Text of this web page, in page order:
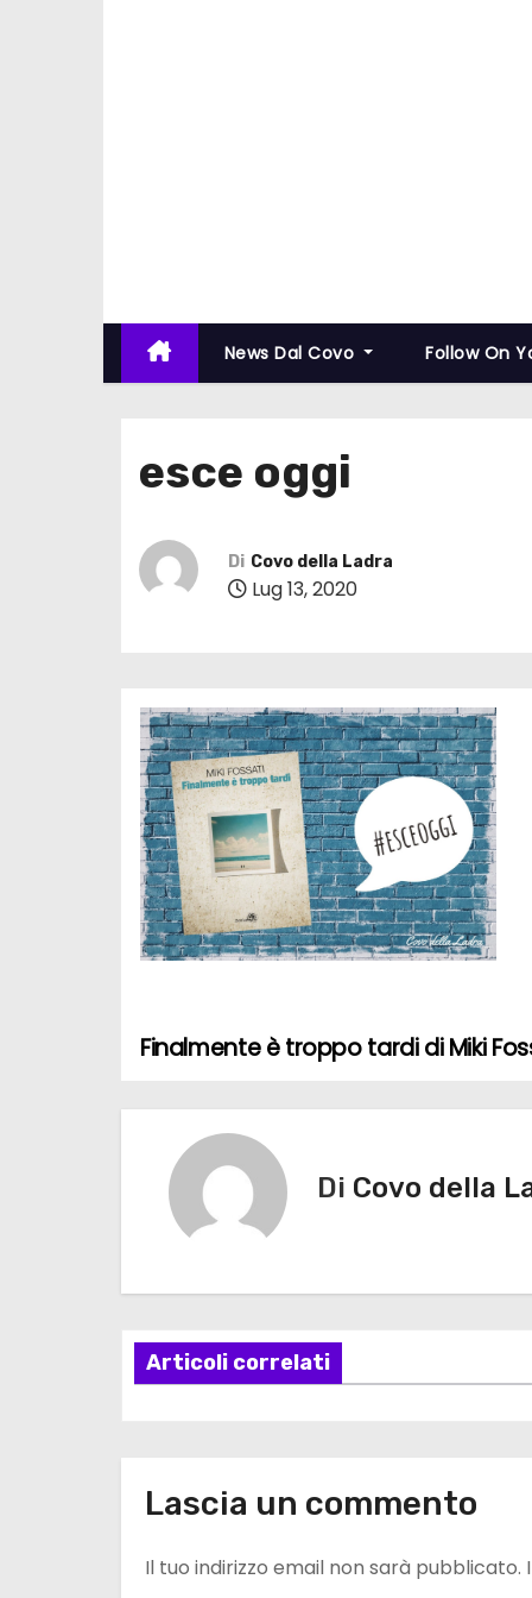
News Dal Covo Follow On
esce oggi
Di Covo della Ladra
Lug 13, 2020
N
a
a
z
n
e
Finalmente è troppo tardi di Miki
Di Covo della
Articoli correlati
Lascia un commento
Il tuo indirizzo email non sarà pubblicato.